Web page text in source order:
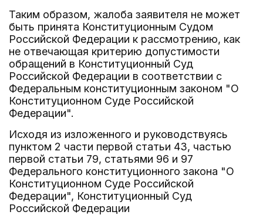
Таким образом, жалоба заявителя не может
быть принята Конституционным Судом
Российской Федерации к рассмотрению, как
не отвечающая критерию допустимости
обращений в Конституционный Суд
Российской Федерации в соответствии с
Федеральным конституционным законом "О
Конституционном Суде Российской
Федерации".
Исходя из изложенного и руководствуясь
пунктом 2 части первой статьи 43, частью
первой статьи 79, статьями 96 и 97
Федерального конституционного закона "О
Конституционном Суде Российской
Федерации", Конституционный Суд
Российской Федерации